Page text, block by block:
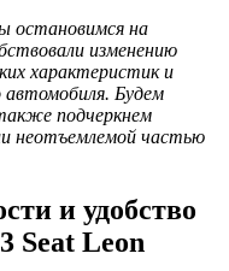
остановимся на
изменению
характеристик и
Будем
подчеркнем
неотъемлемой частью
и удобство
Seat Leon